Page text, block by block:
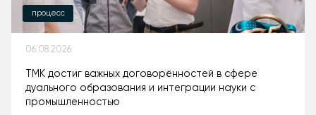
процесс
06.08.2026
ТМК достиг важных договорённостей в сфере
дуального образования и интеграции науки с
промышленностью